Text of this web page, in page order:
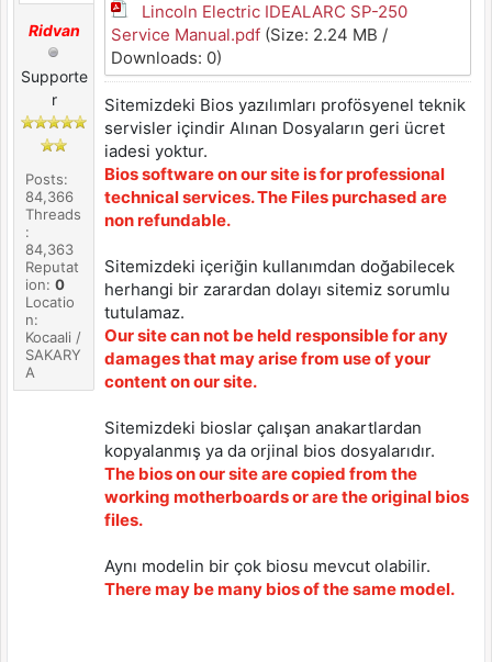
Ridvan
Supporte
r
Posts:
84,366
Threads
:
84,363
Reputat
ion:0
Locatio
n:
Kocaali /
SAKARY
A
Lincoln Electric IDEALARC SP-250
Service Manual.pdf(Size: 2.24 MB /
Downloads: 0)
Sitemizdeki Bios yazılımları profösyenel teknik
servisler içindir Alınan Dosyaların geri ücret
iadesi yoktur.
Bios software on our site is for professional
technical services. The Files purchased are
non refundable.
Sitemizdeki içeriğin kullanımdan doğabilecek
herhangi bir zarardan dolayı sitemiz sorumlu
tutulamaz.
Our site can not be held responsible for any
damages that may arise from use of your
content on our site.
Sitemizdeki bioslar çalışan anakartlardan
kopyalanmış ya da orjinal bios dosyalarıdır.
The bios on our site are copied from the
working motherboards or are the original bios
files.
Aynı modelin bir çok biosu mevcut olabilir.
There may be many bios of the same model.